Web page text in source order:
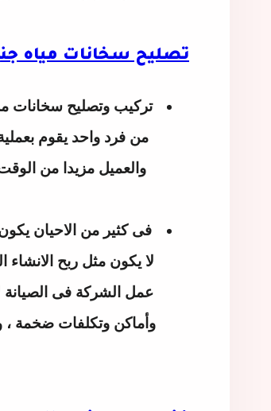
تصليح سخانات مياه
تركيب وتصليح سخانات
من فرد واحد يقوم
والعميل مزيدا من
فى كثير من الاحيان
لا يكون مثل ربح
عمل الشركة فى الصيانة
وأماكن وتكلفات ضخمة ،